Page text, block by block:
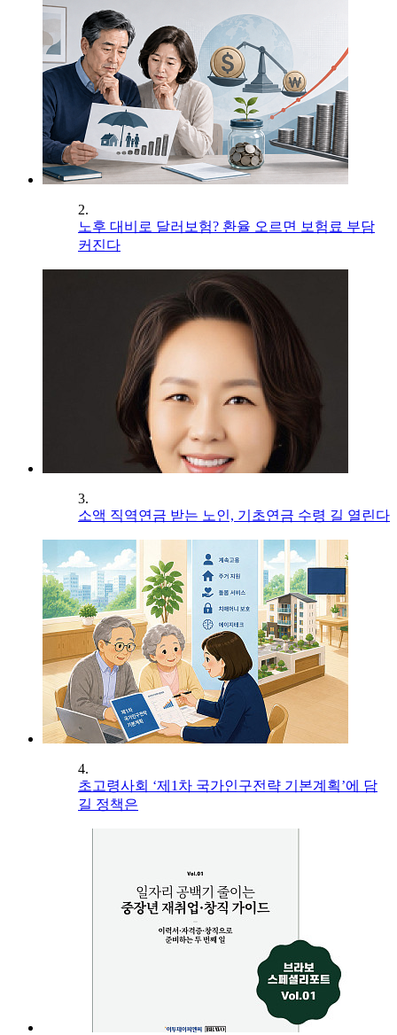
2.
노후 대비로 달러보험? 환율 오르면 보험료 부담
커진다
3.
소액 직역연금 받는 노인, 기초연금 수령 길 열린다
4.
초고령사회 ‘제1차 국가인구전략 기본계획’에 담
길 정책은